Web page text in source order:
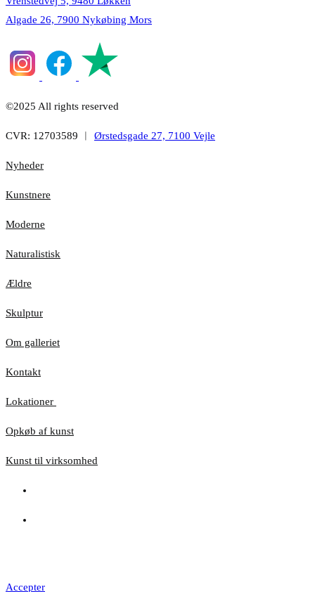
Algade 26, 7900 Nykøbing Mors
©2025 All rights reserved
CVR: 12703589 ︱ Ørstedsgade 27, 7100 Vejle
Nyheder
Kunstnere
Moderne
Naturalistisk
Ældre
Skulptur
Om galleriet
Kontakt
Lokationer
Opkøb af kunst
Kunst til virksomhed
Accepter